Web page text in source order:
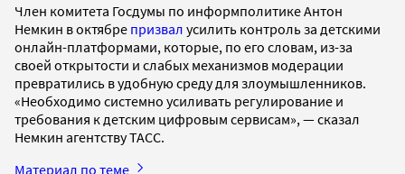
Член комитета Госдумы по информполитике Антон
Немкин в октябре призвал усилить контроль за детскими
онлайн-платформами, которые, по его словам, из-за
своей открытости и слабых механизмов модерации
превратились в удобную среду для злоумышленников.
«Необходимо системно усиливать регулирование и
требования к детским цифровым сервисам», — сказал
Немкин агентству ТАСС.
Материал по теме